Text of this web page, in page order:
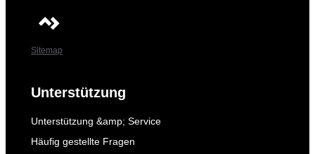
Sitemap
Unterstützung
Unterstützung &amp; Service
Häufig gestellte Fragen